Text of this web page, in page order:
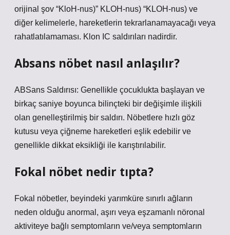
orijinal şov “KloH-nus)” KLOH-nus) “KLOH-nus) ve
diğer kelimelerle, hareketlerin tekrarlanamayacağı veya
rahatlatılamaması. Klon IC saldırıları nadirdir.
Absans nöbet nasıl anlaşılır?
ABSans Saldırısı: Genellikle çocuklukta başlayan ve
birkaç saniye boyunca bilinçteki bir değişimle ilişkili
olan genelleştirilmiş bir saldırı. Nöbetlere hızlı göz
kutusu veya çiğneme hareketleri eşlik edebilir ve
genellikle dikkat eksikliği ile karıştırılabilir.
Fokal nöbet nedir tıpta?
Fokal nöbetler, beyindeki yarımküre sınırlı ağların
neden olduğu anormal, aşırı veya eşzamanlı nöronal
aktiviteye bağlı semptomların ve/veya semptomların